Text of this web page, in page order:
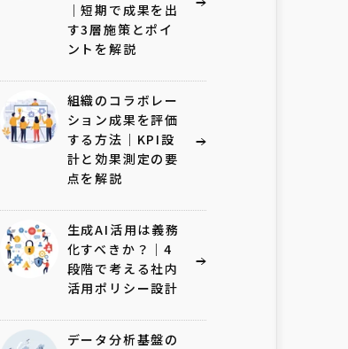
｜短期で成果を出
す3層施策とポイ
ントを解説
組織のコラボレー
ション成果を評価
する方法｜KPI設
計と効果測定の要
点を解説
生成AI活用は義務
化すべきか？｜4
段階で考える社内
活用ポリシー設計
データ分析基盤の